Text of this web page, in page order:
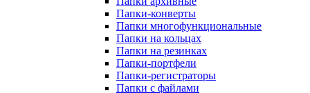
Папки-конверты
Папки многофункциональные
Папки на кольцах
Папки на резинках
Папки-портфели
Папки-регистраторы
Папки с файлами